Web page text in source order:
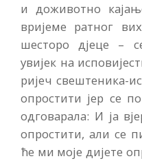
и доживотно
вријеме ратног
шесторо дјеце –
увијек на
ријеч свештеника-
опростити јер се
одговарала: И ја
опростити, али се
ће ми моје дијете